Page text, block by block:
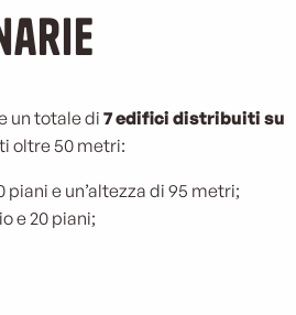
un totale di 7 edifici distribuiti su
oltre 50 metri:
e un’altezza di 95 metri;
e 20 piani;